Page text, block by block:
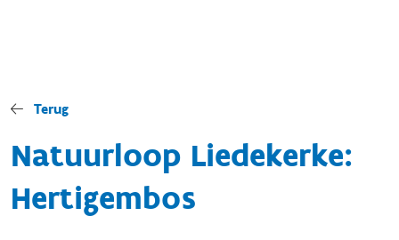
Terug
Natuurloop Liedekerke:
Hertigembos